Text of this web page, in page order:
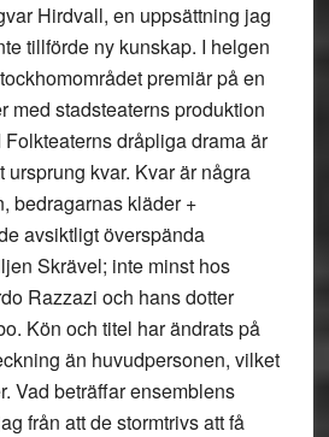
Hirdvall, en uppsättning jag
tillförde ny kunskap. I helgen
premiär på en
med stadsteaterns produktion
dråpliga drama är
ursprung kvar. Kvar är några
bedragarnas kläder +
avsiktligt överspända
Skrävel; inte minst hos
Razzazi och hans dotter
Kön och titel har ändrats på
än huvudpersonen, vilket
Vad beträffar ensemblens
från att de stormtrivs att få